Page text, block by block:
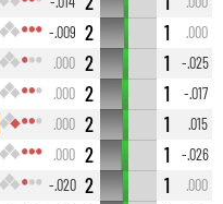
-.009 2 1
.000
.000 2 1
-.025
.000 2 1
-.017
.000 2 1
.015
.000 2 1
-.026
-.020 2 1
.000